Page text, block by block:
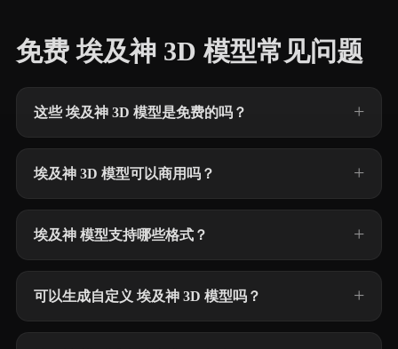
免费 埃及神 3D 模型常见问题
这些 埃及神 3D 模型是免费的吗？
埃及神 3D 模型可以商用吗？
埃及神 模型支持哪些格式？
可以生成自定义 埃及神 3D 模型吗？